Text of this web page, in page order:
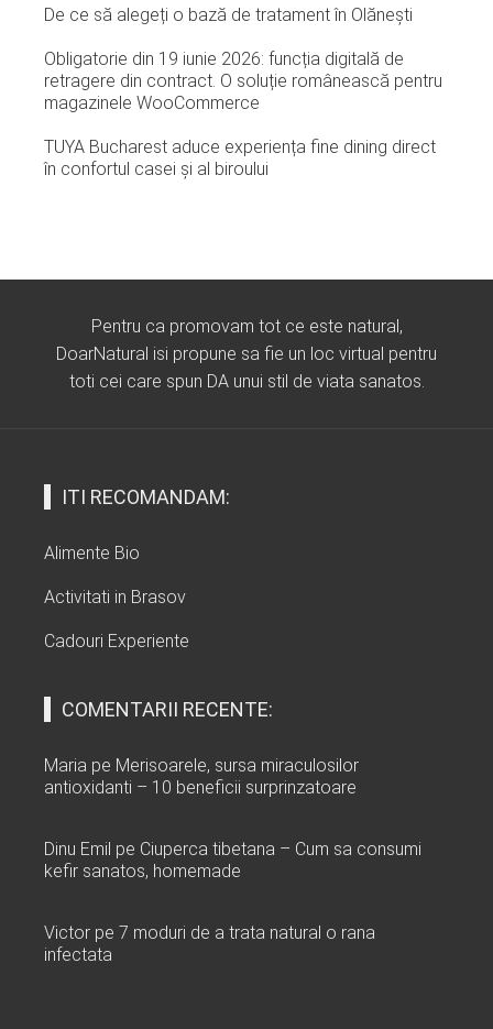
De ce să alegeți o bază de tratament în Olănești
Obligatorie din 19 iunie 2026: funcția digitală de
retragere din contract. O soluție românească pentru
magazinele WooCommerce
TUYA Bucharest aduce experiența fine dining direct
în confortul casei și al biroului
Pentru ca promovam tot ce este natural,
DoarNatural isi propune sa fie un loc virtual pentru
toti cei care spun DA unui stil de viata sanatos.
ITI RECOMANDAM:
Alimente Bio
Activitati in Brasov
Cadouri Experiente
COMENTARII RECENTE:
Maria pe Merisoarele, sursa miraculosilor
antioxidanti – 10 beneficii surprinzatoare
Dinu Emil pe Ciuperca tibetana – Cum sa consumi
kefir sanatos, homemade
Victor pe 7 moduri de a trata natural o rana
infectata